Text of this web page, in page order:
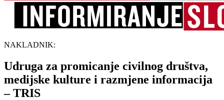
NAKLADNIK:
Udruga za promicanje civilnog društva,
medijske kulture i razmjene informacija
– TRIS